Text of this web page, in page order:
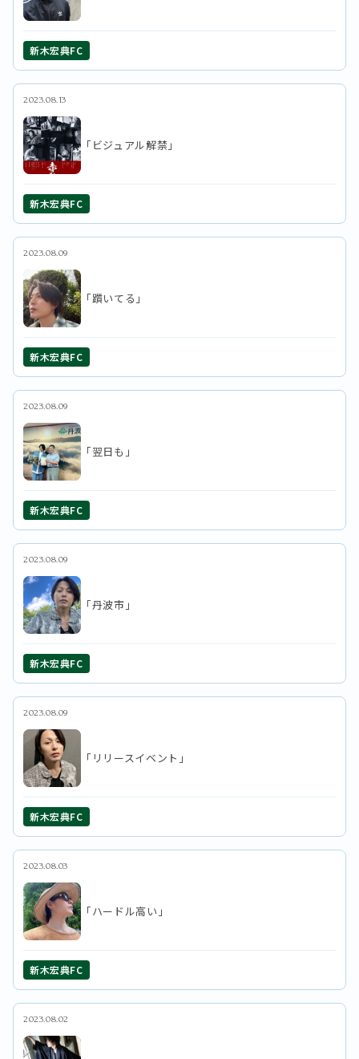
新木宏典FC
2023.08.13
「ビジュアル解禁」
新木宏典FC
2023.08.09
「躓いてる」
新木宏典FC
2023.08.09
「翌日も」
新木宏典FC
2023.08.09
「丹波市」
新木宏典FC
2023.08.09
「リリースイベント」
新木宏典FC
2023.08.03
「ハードル高い」
新木宏典FC
2023.08.02